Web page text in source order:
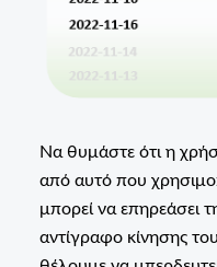
Να θυμάστε ότι η
από αυτό που
μπορεί να επηρεάσει
αντίγραφο κίνησης